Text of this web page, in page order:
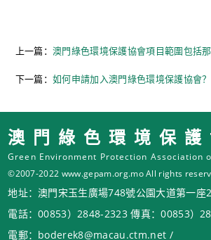
上一篇：澳門綠色環境保護協會項目範圍包括那
下一篇：如何申請加入澳門綠色環境保護協會？
澳門綠色環境保護
Green Environment Protection Association
©2007-2022 www.gepam.org.mo All rights
地址：澳門宋玉生廣場748號公園大道第一座
電話：00853）2848-2323 傳真：00853）
電郵：boderek8@macau.ctm.net /